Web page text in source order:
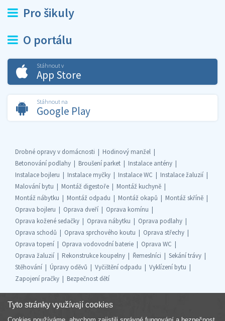
Pro šikuly
O portálu
Stáhnout v
App Store
Stáhnout na
Google Play
Drobné opravy v domácnosti
Hodinový manžel
Betonování podlahy
Broušení parket
Instalace antény
Instalace bojleru
Instalace myčky Instalace WC
Instalace žaluzií
Malování bytu
Montáž digestoře
Montáž kuchyně
Montáž nábytku
Montáž odpadu Montáž okapů
Montáž skříně
Oprava bojleru
Oprava dveří
Oprava komínu
Oprava kožené sedačky
Oprava nábytku
Oprava podlahy
Oprava schodů
Oprava sprchového koutu
Oprava střechy
Oprava topení
Oprava vodovodní baterie
Oprava WC
Oprava žaluzií
Rekonstrukce koupelny Řemeslníci
Sekání trávy
Stěhování
Úpravy oděvů Vyčištění odpadu
Vyklízení bytu
Zapojení pračky
Bezpečnost dětí
Tyto stránky využívají cookies